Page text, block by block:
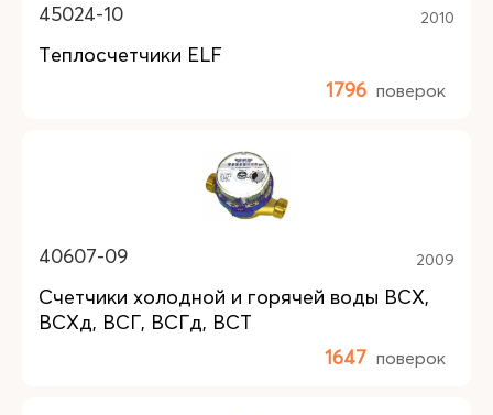
45024-10 2010
Теплосчетчики ELF
1796 поверок
40607-09 2009
Счетчики холодной и горячей воды ВСХ,
ВСХд, ВСГ, ВСГд, ВСТ
1647 поверок